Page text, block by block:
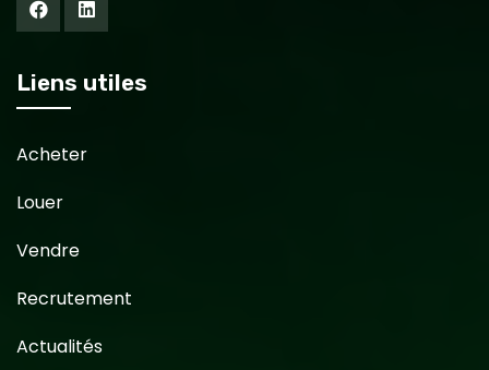
Liens utiles
Acheter
Louer
Vendre
Recrutement
Actualités